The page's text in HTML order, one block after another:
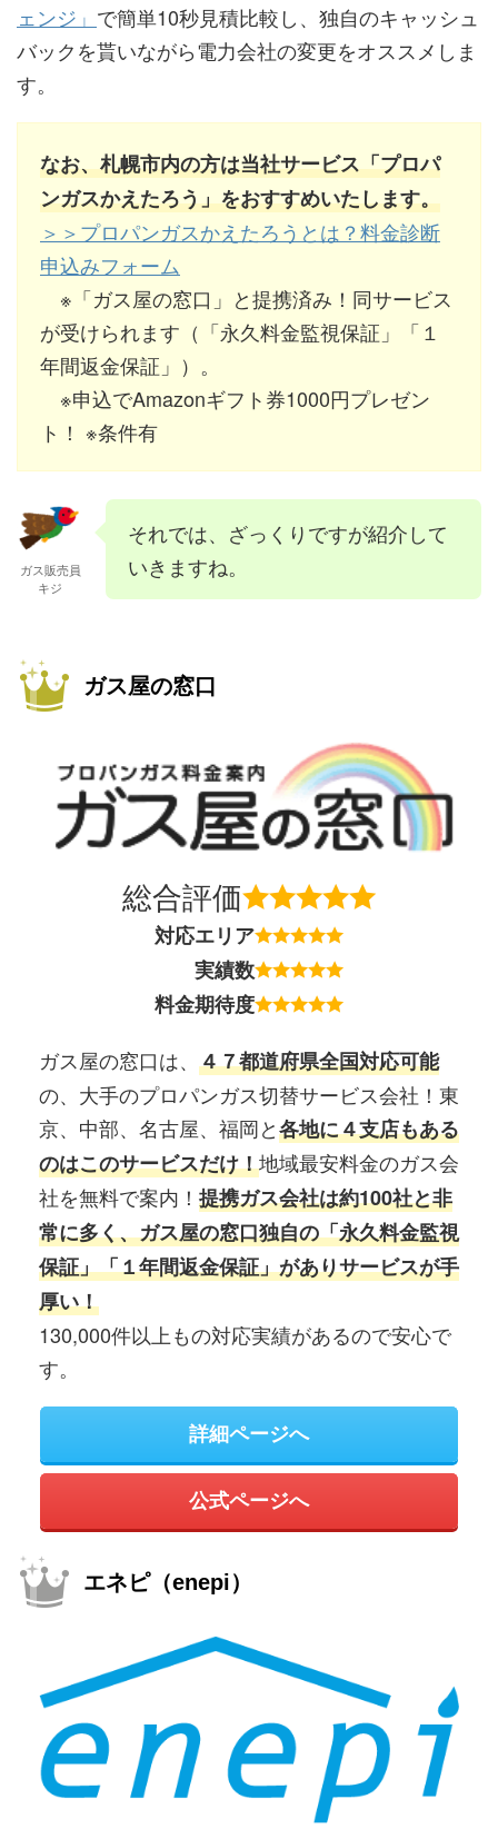
ェンジ」 で簡単10秒見積比較し、独自のキャッシュ
バックを貰いながら電力会社の変更をオススメしま
す。
なお、札幌市内の方は当社サービス「プロパ
ンガスかえたろう」をおすすめいたします。
＞＞プロパンガスかえたろうとは？料金診断
申込みフォーム
※「ガス屋の窓口」と提携済み！同サービス
が受けられます（「永久料金監視保証」「１
年間返金保証」）。
※申込でAmazonギフト券1000円プレゼン
ト！ ※条件有
ガス販売員
キジ
それでは、ざっくりですが紹介して
いきますね。
ガス屋の窓口
総合評価
対応エリア
実績数
料金期待度
ガス屋の窓口は、 ４７都道府県全国対応可能
の、大手のプロパンガス切替サービス会社！東
京、中部、名古屋、福岡と各地に４支店もある
のはこのサービスだけ！地域最安料金のガス会
社を無料で案内！ 提携ガス会社は約100社と非
常に多く、ガス屋の窓口独自の「永久料金監視
保証」「１年間返金保証」がありサービスが手
厚い！
130,000件以上もの対応実績があるので安心で
す。
詳細ページへ
公式ページへ
エネピ（enepi）